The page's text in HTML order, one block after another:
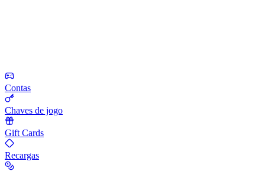
Contas
Chaves de jogo
Gift Cards
Recargas